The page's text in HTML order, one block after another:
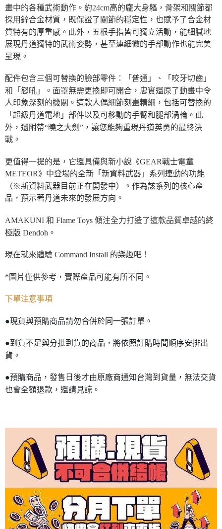
畫中的各種武術動作。約24cm高的龐大身軀，骨架和關節都
採用鋅合金材質，既保證了關節的穩定性，也賦予了合金材
質特有的厚重感。此外，五根手指皆可獨立活動，能細膩地
展現丹道獨特的武術姿勢，甚至連細微的手部動作也能完美
呈現。
配件包含三個可替換的臉部零件：「普通」、「咬牙切齒」
和「怒吼」。面罩無需更換即可開合，忠實還原了動畫中令
人印象深刻的機關。這款人偶細節刻畫精細，包括可替換的
「超級丹道電地」部件以及可移動的手臂和腿部渦輪。此
外，還附帶“曉之大劍”，讓您能夠重現丹道英勇的最終決
戰。
更值得一提的是，它還具備與新小說《GEAR戰士電童
METEOR》中登場的全新「新資料武器」系列連動的功能
（※新資料武器目前正在開發中）。作為該系列的核心產
品，預示著丹道未來的發展方向。
AMAKUNI 和 Flame Toys 傾注全力打造了這款品質卓越的終
極版 Dendoh。
現在就來體驗 Command Install 的樂趣吧！
*圖片僅供參考，實際產品可能有所不同。
下單注意事項
●現貨與預購商品請勿合併於同一張訂單。
●到貨不足與分批到貨的商品，將依照訂購時間順序安排出
貨。
●預購商品，發售日後才由原廠商通知台灣到貨量，無法交貨
也會全額退款，還請見諒。